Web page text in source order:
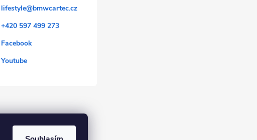
lifestyle@bmwcartec.cz
+420 597 499 273
Facebook
Youtube